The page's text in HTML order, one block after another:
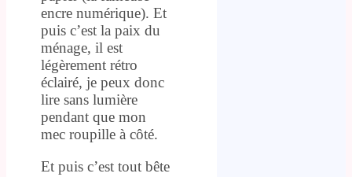
encre numérique). Et
puis c’est la paix du
ménage, il est
légèrement rétro
éclairé, je peux donc
lire sans lumière
pendant que mon
mec roupille à côté.
Et puis c’est tout bête